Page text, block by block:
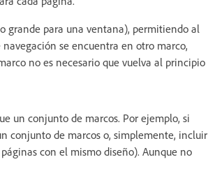
grande para una ventana), permitiendo al
se encuentra en otro marco,
no es necesario que vuelva al principio
un conjunto de marcos. Por ejemplo, si
conjunto de marcos o, simplemente, incluir
con el mismo diseño). Aunque no